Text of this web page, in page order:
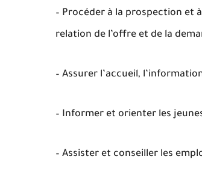
– Procéder à la prospection et
relation de l’offre et de la
– Assurer l’accueil,
– Informer et orienter les
– Assister et conseiller les